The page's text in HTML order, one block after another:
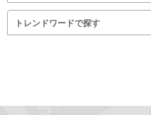
トレンドワードで探す